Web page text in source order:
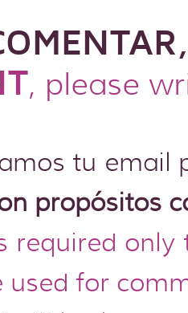
, please
tu
propósitos
required
for